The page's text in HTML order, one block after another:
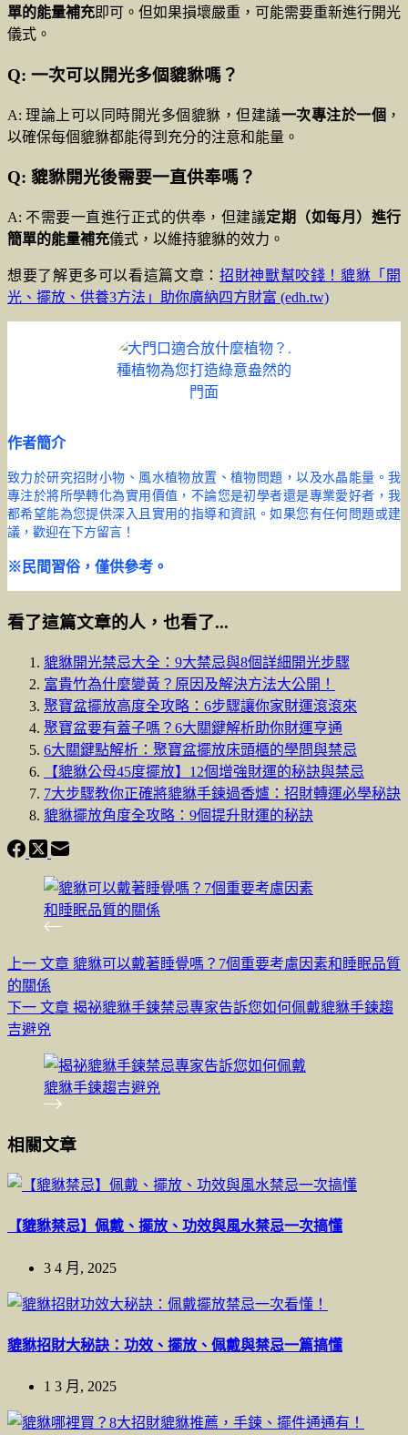
單的能量補充即可。但如果損壞嚴重，可能需要重新進行開光
儀式。
Q: 一次可以開光多個貔貅嗎？
A: 理論上可以同時開光多個貔貅，但建議一次專注於一個 ，
以確保每個貔貅都能得到充分的注意和能量。
Q: 貔貅開光後需要一直供奉嗎？
A: 不需要一直進行正式的供奉，但建議定期（如每月）進行
簡單的能量補充儀式，以維持貔貅的效力。
想要了解更多可以看這篇文章： 招財神獸幫咬錢！貔貅「開
光、擺放、供養3方法」助你廣納四方財富 (edh.tw)
作者簡介
致力於研究招財小物、風水植物放置、植物問題，以及水晶能量。我
專注於將所學轉化為實用價值，不論您是初學者還是專業愛好者，我
都希望能為您提供深入且實用的指導和資訊。如果您有任何問題或建
議，歡迎在下方留言！
※民間習俗，僅供參考。
看了這篇文章的人，也看了...
貔貅開光禁忌大全：9大禁忌與8個詳細開光步驟
富貴竹為什麼變黃？原因及解決方法大公開！
聚寶盆擺放高度全攻略：6步驟讓你家財運滾滾來
聚寶盆要有蓋子嗎？6大關鍵解析助你財運亨通
6大關鍵點解析：聚寶盆擺放床頭櫃的學問與禁忌
【貔貅公母45度擺放】12個增強財運的秘訣與禁忌
7大步驟教你正確將貔貅手鍊過香爐：招財轉運必學秘訣
貔貅擺放角度全攻略：9個提升財運的秘訣
上一 文章 貔貅可以戴著睡覺嗎？7個重要考慮因素和睡眠品質
的關係
下一 文章 揭祕貔貅手鍊禁忌專家告訴您如何佩戴貔貅手鍊趨
吉避兇
相關文章
【貔貅禁忌】佩戴、擺放、功效與風水禁忌一次搞懂
3 4 月, 2025
貔貅招財大秘訣：功效、擺放、佩戴與禁忌一篇搞懂
1 3 月, 2025